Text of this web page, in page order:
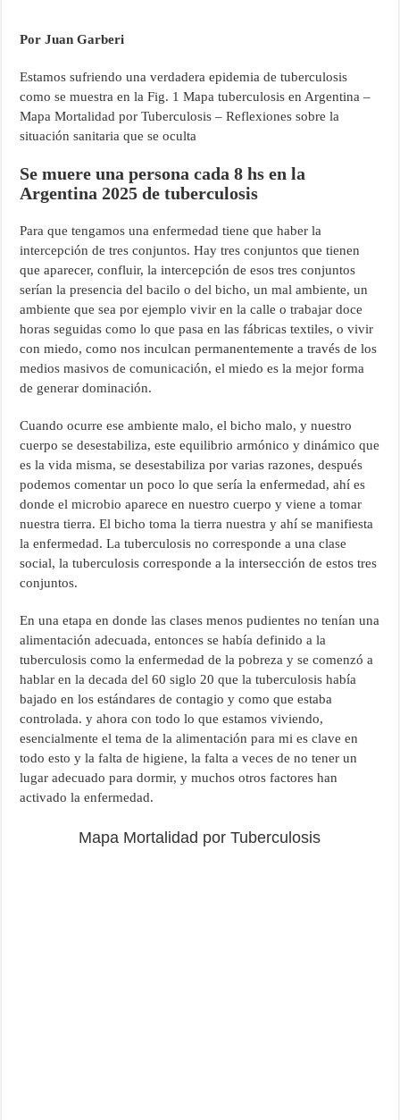
Por Juan Garberi
Estamos sufriendo una verdadera epidemia de tuberculosis
como se muestra en la Fig. 1 Mapa tuberculosis en Argentina –
Mapa Mortalidad por Tuberculosis – Reflexiones sobre la
situación sanitaria que se oculta
Se muere una persona cada 8 hs en la
Argentina 2025 de tuberculosis
Para que tengamos una enfermedad tiene que haber la
intercepción de tres conjuntos. Hay tres conjuntos que tienen
que aparecer, confluir, la intercepción de esos tres conjuntos
serían la presencia del bacilo o del bicho, un mal ambiente, un
ambiente que sea por ejemplo vivir en la calle o trabajar doce
horas seguidas como lo que pasa en las fábricas textiles, o vivir
con miedo, como nos inculcan permanentemente a través de los
medios masivos de comunicación, el miedo es la mejor forma
de generar dominación.
Cuando ocurre ese ambiente malo, el bicho malo, y nuestro
cuerpo se desestabiliza, este equilibrio armónico y dinámico que
es la vida misma, se desestabiliza por varias razones, después
podemos comentar un poco lo que sería la enfermedad, ahí es
donde el microbio aparece en nuestro cuerpo y viene a tomar
nuestra tierra. El bicho toma la tierra nuestra y ahí se manifiesta
la enfermedad. La tuberculosis no corresponde a una clase
social, la tuberculosis corresponde a la intersección de estos tres
conjuntos.
En una etapa en donde las clases menos pudientes no tenían una
alimentación adecuada, entonces se había definido a la
tuberculosis como la enfermedad de la pobreza y se comenzó a
hablar en la decada del 60 siglo 20 que la tuberculosis había
bajado en los estándares de contagio y como que estaba
controlada. y ahora con todo lo que estamos viviendo,
esencialmente el tema de la alimentación para mi es clave en
todo esto y la falta de higiene, la falta a veces de no tener un
lugar adecuado para dormir, y muchos otros factores han
activado la enfermedad.
Mapa Mortalidad por Tuberculosis